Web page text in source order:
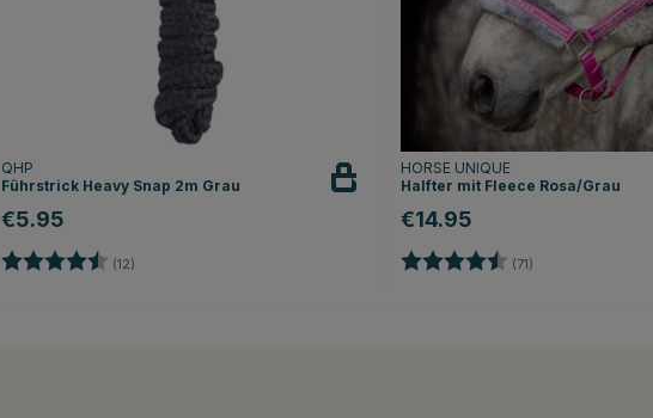
QHP
Führstrick Heavy Snap 2m Grau
€5.95
Bewertung: (12)
HORSE UNIQUE
Halfter mit Fleece Rosa/Grau
€14.95
Bewertung: (71)